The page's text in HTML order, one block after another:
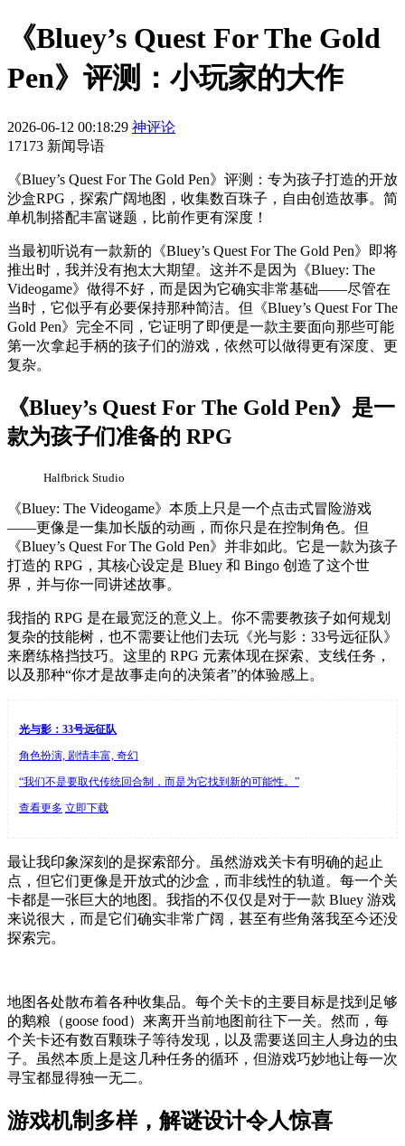
《Bluey’s Quest For The Gold
Pen》评测：小玩家的大作
2026-06-12 00:18:29 神评论
17173 新闻导语
《Bluey’s Quest For The Gold Pen》评测：专为孩子打造的开放
沙盒RPG，探索广阔地图，收集数百珠子，自由创造故事。简
单机制搭配丰富谜题，比前作更有深度！
当最初听说有一款新的《Bluey’s Quest For The Gold Pen》即将
推出时，我并没有抱太大期望。这并不是因为《Bluey: The
Videogame》做得不好，而是因为它确实非常基础——尽管在
当时，它似乎有必要保持那种简洁。但《Bluey’s Quest For The
Gold Pen》完全不同，它证明了即便是一款主要面向那些可能
第一次拿起手柄的孩子们的游戏，依然可以做得更有深度、更
复杂。
《Bluey’s Quest For The Gold Pen》是一
款为孩子们准备的 RPG
Halfbrick Studio
《Bluey: The Videogame》本质上只是一个点击式冒险游戏
——更像是一集加长版的动画，而你只是在控制角色。但
《Bluey’s Quest For The Gold Pen》并非如此。它是一款为孩子
打造的 RPG，其核心设定是 Bluey 和 Bingo 创造了这个世
界，并与你一同讲述故事。
我指的 RPG 是在最宽泛的意义上。你不需要教孩子如何规划
复杂的技能树，也不需要让他们去玩《光与影：33号远征队》
来磨练格挡技巧。这里的 RPG 元素体现在探索、支线任务，
以及那种“你才是故事走向的决策者”的体验感上。
光与影：33号远征队
角色扮演, 剧情丰富, 奇幻
“我们不是要取代传统回合制，而是为它找到新的可能性。”
查看更多 立即下载
最让我印象深刻的是探索部分。虽然游戏关卡有明确的起止
点，但它们更像是开放式的沙盒，而非线性的轨道。每一个关
卡都是一张巨大的地图。我指的不仅仅是对于一款 Bluey 游戏
来说很大，而是它们确实非常广阔，甚至有些角落我至今还没
探索完。
地图各处散布着各种收集品。每个关卡的主要目标是找到足够
的鹅粮（goose food）来离开当前地图前往下一关。然而，每
个关卡还有数百颗珠子等待发现，以及需要送回主人身边的虫
子。虽然本质上是这几种任务的循环，但游戏巧妙地让每一次
寻宝都显得独一无二。
游戏机制多样，解谜设计令人惊喜